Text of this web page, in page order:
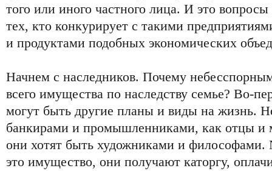
того или иного частного лица. И это
тех, кто конкурирует с такими
и продуктами подобных экономических
Начнем с наследников. Почему
всего имущества по наследству семье? Во-
могут быть другие планы и виды на жизнь.
банкирами и промышленниками, как отцы и
они хотят быть художниками и философами.
это имущество, они получают каторгу,